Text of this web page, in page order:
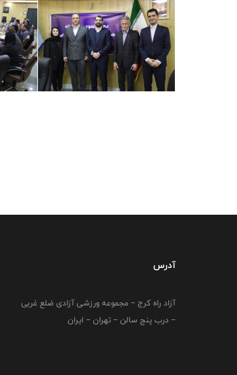
آدرس
آزاد راه کرج – مجموعه ورزشی آزادی ضلع غربی
– درب پنج سالن – تهران – ایران